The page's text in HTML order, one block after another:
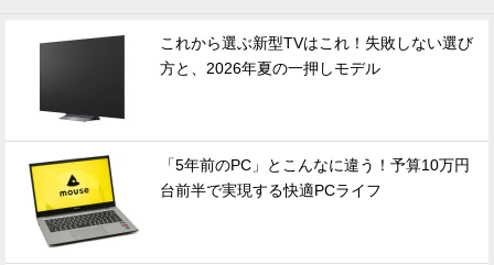
これから選ぶ新型TVはこれ！失敗しない選び
方と、2026年夏の一押しモデル
「5年前のPC」とこんなに違う！予算10万円
台前半で実現する快適PCライフ